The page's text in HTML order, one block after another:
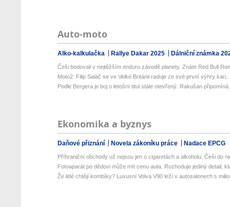
Auto-moto
Alko-kalkulačka Rallye Dakar 2025 Dálniční známka
Češi bodovali v nejtěžším enduro závodě planety. Znáte Red Bull
Moto2: Filip Salač se ve Velké Británii raduje ze své první výhry
Podle Bergera je boj o letošní titul stále otevřený. Rakušan
Ekonomika a byznys
Daňové přiznání Novela zákoníku práce Nadace EPCG
Příhraniční obchody už nejsou jen o cigaretách a alkoholu. Češi do
Fotoaparát po dědovi může mít cenu auta. Rozhoduje jediný detail,
Že lidé chtějí kombíky? Luxusní Volva V90 leží v autosalonech s